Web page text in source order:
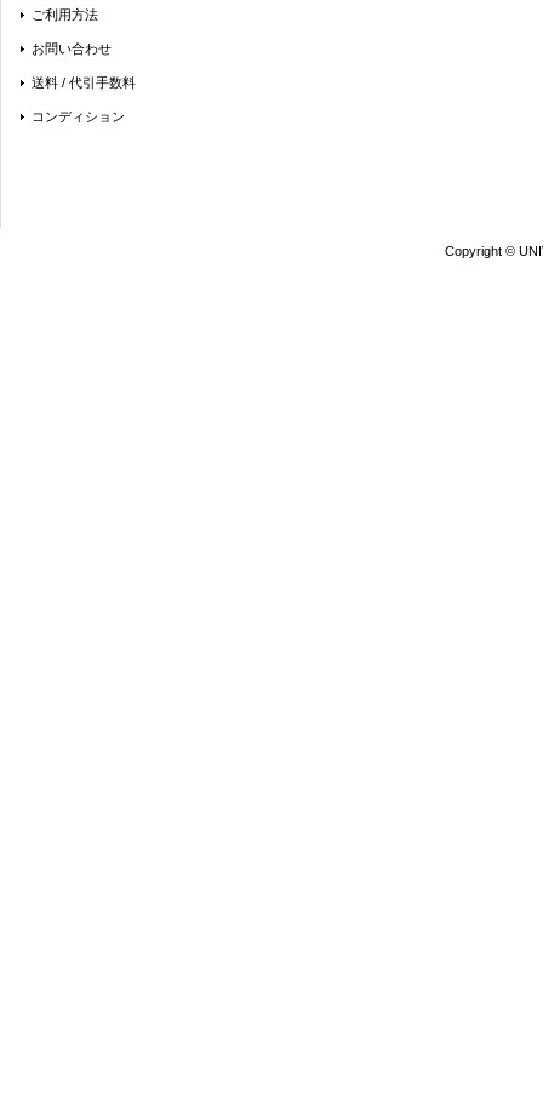
ご利用方法
お問い合わせ
送料 / 代引手数料
コンディション
Copyright ©